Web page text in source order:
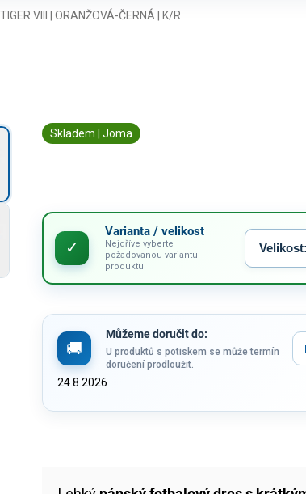
VIII | ORANŽOVÁ-ČERNÁ | K/R
Skladem | Joma
Varianta / velikost
Nejdříve vyberte
požadovanou variantu
produktu
Můžeme doručit do:
24.8.2026
U produktů s potiskem se může termín
doručení prodloužit.